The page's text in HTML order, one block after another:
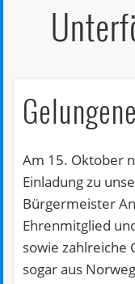
Am 15. Oktober
Einladung zu
Bürgermeister
Ehrenmitglied
sowie zahlreiche
sogar aus